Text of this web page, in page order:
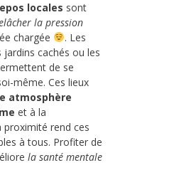
locales sont
la pression
chargée
. Les
jardins cachés ou les
de se
même. Ces lieux
atmosphère
et à la
proximité rend ces
à tous. Profiter de
la santé mentale